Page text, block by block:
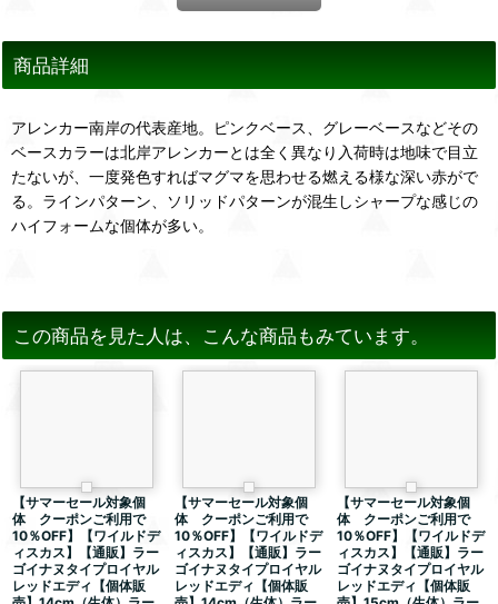
商品詳細
アレンカー南岸の代表産地。ピンクベース、グレーベースなどその
ベースカラーは北岸アレンカーとは全く異なり入荷時は地味で目立
たないが、一度発色すればマグマを思わせる燃える様な深い赤がで
る。ラインパターン、ソリッドパターンが混生しシャープな感じの
ハイフォームな個体が多い。
この商品を見た人は、こんな商品もみています。
【サマーセール対象個
体 クーポンご利用で
10％OFF】【ワイルドデ
ィスカス】【通販】ラー
ゴイナヌタイプロイヤル
レッドエディ【個体販
【サマーセール対象個
体 クーポンご利用で
10％OFF】【ワイルドデ
ィスカス】【通販】ラー
ゴイナヌタイプロイヤル
レッドエディ【個体販
【サマーセール対象個
体 クーポンご利用で
10％OFF】【ワイルドデ
ィスカス】【通販】ラー
ゴイナヌタイプロイヤル
レッドエディ【個体販